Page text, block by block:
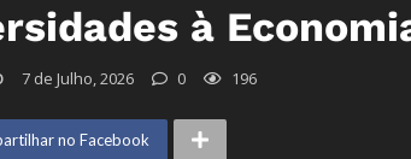
à
7 de Julho, 2026 0 196
no Facebook